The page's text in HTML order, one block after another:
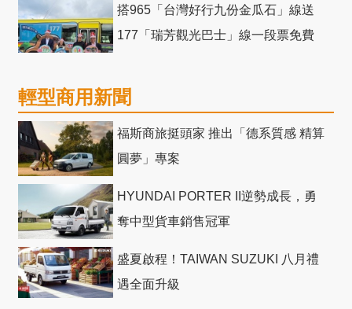
搭965「台灣好行九份金瓜石」線送
177「瑞芳觀光巴士」線一段票免費
輕型商用新聞
福斯商旅挺頭家 推出「德系質感 精算
圓夢」專案
HYUNDAI PORTER II逆勢成長，勇
奪中型貨車銷售冠軍
盛夏啟程！TAIWAN SUZUKI 八月禮
遇全面升級